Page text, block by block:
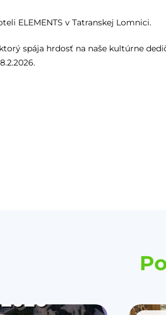
ELEMENTS v Tatranskej Lomnici.
spája hrdosť na naše kultúrne